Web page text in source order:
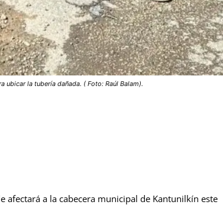
ubicar la tubería dañada. ( Foto: Raúl Balam).
afectará a la cabecera municipal de Kantunilkín este